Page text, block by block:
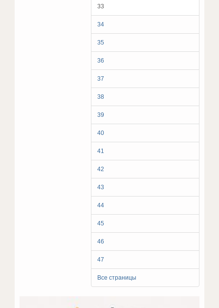
33
34
35
36
37
38
39
40
41
42
43
44
45
46
47
Все страницы